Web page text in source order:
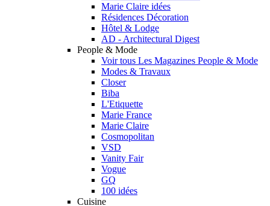
Marie Claire idées
Résidences Décoration
Hôtel & Lodge
AD - Architectural Digest
People & Mode
Voir tous Les Magazines People & Mode
Modes & Travaux
Closer
Biba
L'Etiquette
Marie France
Marie Claire
Cosmopolitan
VSD
Vanity Fair
Vogue
GQ
100 idées
Cuisine